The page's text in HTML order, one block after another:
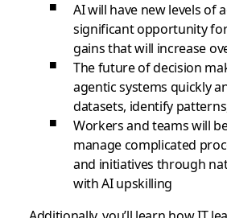
AI will have new levels of
significant opportunity
gains that will increase
The future of decision
agentic systems quickly
datasets, identify
Workers and teams will
manage complicated
and initiatives through
with AI upskilling